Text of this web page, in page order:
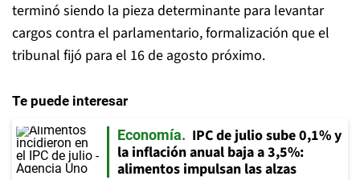
terminó siendo la pieza determinante para levantar
cargos contra el parlamentario, formalización que el
tribunal fijó para el 16 de agosto próximo.
Te puede interesar
Economía
IPC de julio sube 0,1% y
la inflación anual baja a 3,5%:
alimentos impulsan las alzas